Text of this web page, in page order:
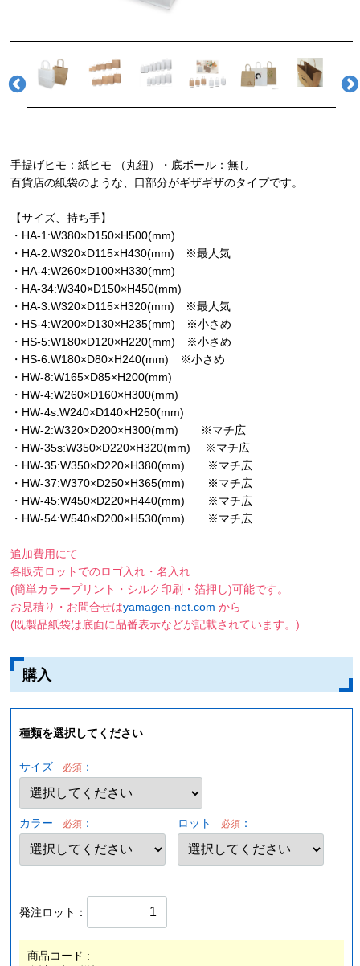
手提げヒモ：紙ヒモ （丸紐）・底ボール：無し
百貨店の紙袋のような、口部分がギザギザのタイプです。
【サイズ、持ち手】
・HA-1:W380×D150×H500(mm)
・HA-2:W320×D115×H430(mm) ※最人気
・HA-4:W260×D100×H330(mm)
・HA-34:W340×D150×H450(mm)
・HA-3:W320×D115×H320(mm) ※最人気
・HS-4:W200×D130×H235(mm) ※小さめ
・HS-5:W180×D120×H220(mm) ※小さめ
・HS-6:W180×D80×H240(mm) ※小さめ
・HW-8:W165×D85×H200(mm)
・HW-4:W260×D160×H300(mm)
・HW-4s:W240×D140×H250(mm)
・HW-2:W320×D200×H300(mm) ※マチ広
・HW-35s:W350×D220×H320(mm) ※マチ広
・HW-35:W350×D220×H380(mm) ※マチ広
・HW-37:W370×D250×H365(mm) ※マチ広
・HW-45:W450×D220×H440(mm) ※マチ広
・HW-54:W540×D200×H530(mm) ※マチ広
追加費用にて
各販売ロットでのロゴ入れ・名入れ
(簡単カラープリント・シルク印刷・箔押し)可能です。
お見積り・お問合せはyamagen-net.com から
(既製品紙袋は底面に品番表示などが記載されています。)
購入
種類を選択してください
サイズ 必須 ：
カラー 必須 ： ロット 必須 ：
発注ロット：
商品コード :